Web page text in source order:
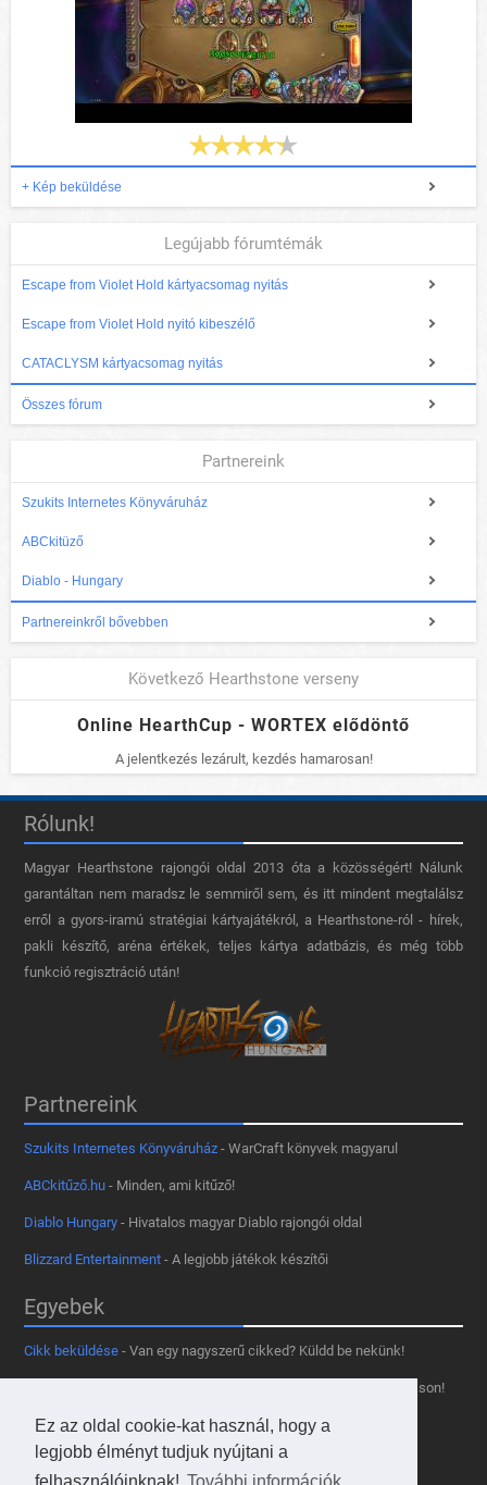
Ez az oldal cookie-kat használ, hogy a
legjobb élményt tudjuk nyújtani a
+ Kép beküldése
Legújabb fórumtémák
Escape from Violet Hold kártyacsomag nyitás
Escape from Violet Hold nyitó kibeszélő
CATACLYSM kártyacsomag nyitás
Összes fórum
Partnereink
Szukits Internetes Könyváruház
ABCkitüző
Diablo - Hungary
Partnereinkről bővebben
Következő Hearthstone verseny
Online HearthCup - WORTEX elődöntő
A jelentkezés lezárult, kezdés hamarosan!
Rólunk!
Magyar Hearthstone​ rajongói oldal 2013 óta a közösségért! Nálunk
garantáltan nem maradsz le semmiről sem, és itt mindent megtalálsz
erről a gyors-iramú stratégiai kártyajátékról, a Hearthstone-ról - hírek,
pakli készítő, aréna értékek, teljes kártya adatbázis, és még több
funkció regisztráció után!
Partnereink
Szukits Internetes Könyváruház - WarCraft könyvek magyarul
ABCkitűző.hu - Minden, ami kitűző!
Diablo Hungary - Hivatalos magyar Diablo rajongói oldal
Blizzard Entertainment - A legjobb játékok készítői
Egyebek
Cikk beküldése - Van egy nagyszerű cikked? Küldd be nekünk!
- Tetszik az oldal? Segíts, hogy fennmaradhasson!
Kapcsolat, médiaajánlat- Lépj velünk kapcsolatba!
Használd a tooltipünket- A saját oldaladon is!